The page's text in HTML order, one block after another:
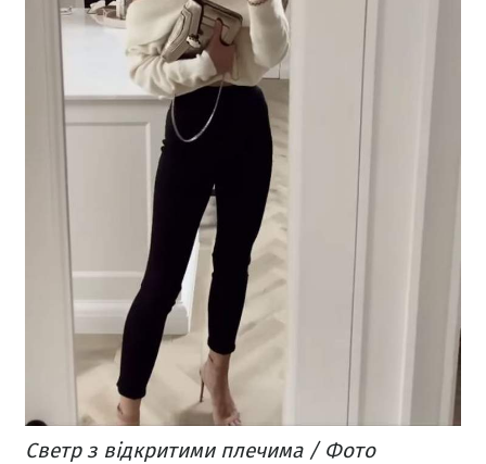
Светр з відкритими плечима / Фото